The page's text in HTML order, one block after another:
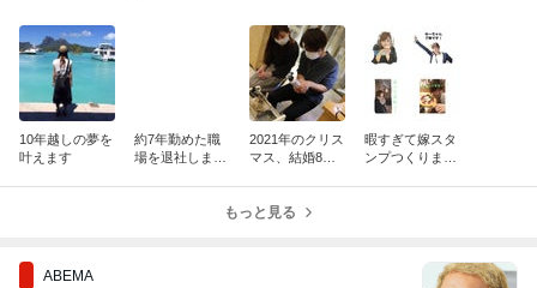
10年越しの夢を
叶えます
約7年勤めた職
場を退社しまし
2021年のクリス
マス、結婚8年
いました
暇すぎて嫁スタ
ンプつくりまし
もっと見る
ABEMA